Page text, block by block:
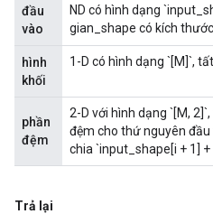
đầu
vào
ND có hình dạng
gian_shape có kích thước
hình
khối
1-D có hình dạng `[M]`,
phần
đệm
2-D với hình dạng `[M,
đệm cho thứ nguyên
chia `input_shape[i + 1]
Trả lại